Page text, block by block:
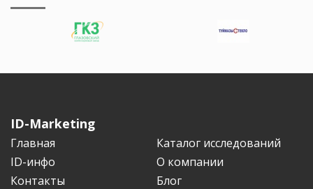
ID-Marketing
Главная
Каталог исследований
ID-инфо
О компании
Контакты
Блог